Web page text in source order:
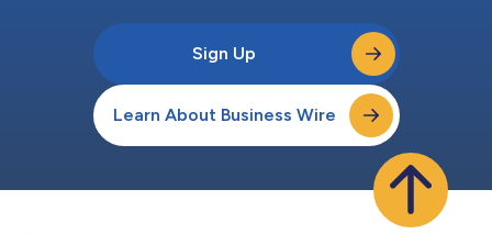
Sign Up
Learn About Business Wire